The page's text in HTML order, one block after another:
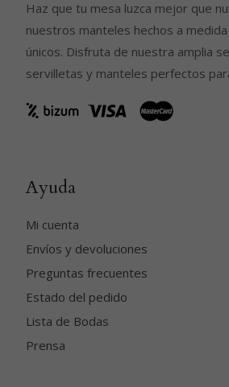
Haz que tu mesa luzca mejor que
nuestros manteles hechos a
únicos. Disfruta de nuestra amplia
servilletas y manteles perfectos
Ayuda
Mi cuenta
Envíos y devoluciones
Preguntas frecuentes
Estado del pedido
Lista de Bodas
Prensa